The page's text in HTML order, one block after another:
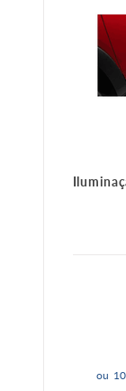
ou 10